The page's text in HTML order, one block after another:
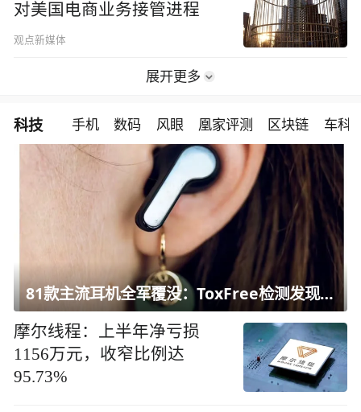
对美国电商业务接管进程
观点新媒体
展开更多
科技 手机 数码 风眼 凰家评测 区块链 车科
81款主流耳机全军覆没：ToxFree检测发现均含对人体有害化学物质
摩尔线程：上半年净亏损
1156万元，收窄比例达
95.73%